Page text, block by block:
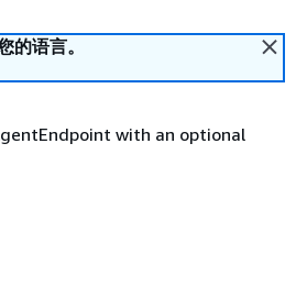
的语言。
with an optional